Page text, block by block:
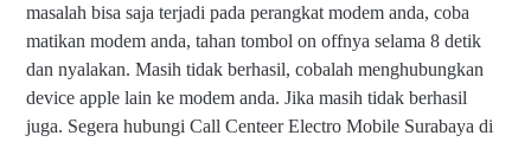
masalah bisa saja terjadi pada perangkat modem anda, coba
matikan modem anda, tahan tombol on offnya selama 8 detik
dan nyalakan. Masih tidak berhasil, cobalah menghubungkan
device apple lain ke modem anda. Jika masih tidak berhasil
juga. Segera hubungi Call Centeer Electro Mobile Surabaya di